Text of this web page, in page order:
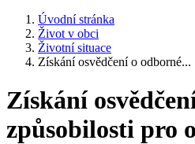
Úvodní stránka
Život v obci
Životní situace
Získání osvědčení o odborné...
Získání
způsobilosti pro